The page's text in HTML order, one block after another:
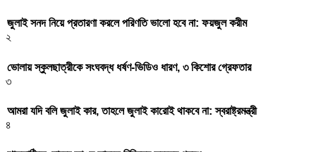
জুলাই সনদ নিয়ে প্রতারণা করলে পরিণতি ভালো হবে না: ফয়জুল করীম
২
ভোলায় স্কুলছাত্রীকে সংঘবদ্ধ ধর্ষণ-ভিডিও ধারণ, ৩ কিশোর গ্রেফতার
৩
আমরা যদি বলি জুলাই কার, তাহলে জুলাই কারোই থাকবে না: স্বরাষ্ট্রমন্ত্রী
৪